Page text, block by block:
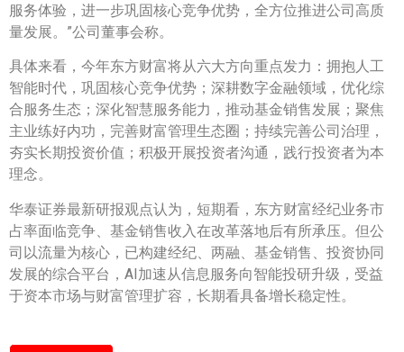
服务体验，进一步巩固核心竞争优势，全方位推进公司高质
量发展。”公司董事会称。
具体来看，今年东方财富将从六大方向重点发力：拥抱人工
智能时代，巩固核心竞争优势；深耕数字金融领域，优化综
合服务生态；深化智慧服务能力，推动基金销售发展；聚焦
主业练好内功，完善财富管理生态圈；持续完善公司治理，
夯实长期投资价值；积极开展投资者沟通，践行投资者为本
理念。
华泰证券最新研报观点认为，短期看，东方财富经纪业务市
占率面临竞争、基金销售收入在改革落地后有所承压。但公
司以流量为核心，已构建经纪、两融、基金销售、投资协同
发展的综合平台，AI加速从信息服务向智能投研升级，受益
于资本市场与财富管理扩容，长期看具备增长稳定性。